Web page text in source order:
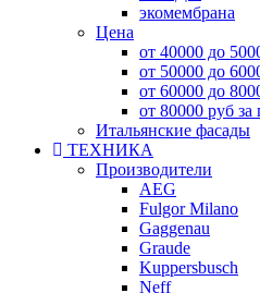
экомембрана
Цена
от 40000 до
от 50000 до
от 60000 до
от 80000 руб за
Итальянские фасады
ТЕХНИКА
Производители
AEG
Fulgor Milano
Gaggenau
Graude
Kuppersbusch
Neff